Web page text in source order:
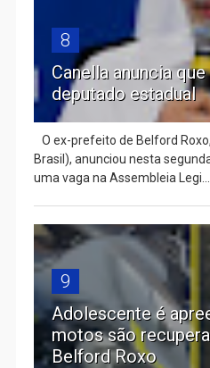
8
Canella anuncia
deputado estadual
O ex-prefeito de Belford
Brasil), anunciou nesta
uma vaga na Assembleia Legi...
9
Adolescente é
motos são
Belford Roxo